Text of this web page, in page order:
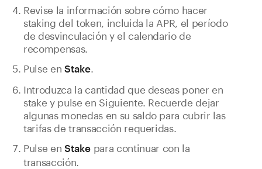
Revise la información sobre cómo hacer
staking del token, incluida la APR, el período
de desvinculación y el calendario de
recompensas.
Pulse en Stake
Introduzca la cantidad que deseas poner en
stake y pulse en Siguiente. Recuerde dejar
algunas monedas en su saldo para cubrir las
tarifas de transacción requeridas.
Pulse en Stake para continuar con la
transacción.